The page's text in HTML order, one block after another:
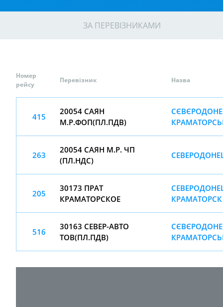
ЗА ПЕРЕВІЗНИКАМИ
Номер
рейсу
Перевізник Назва
415
20054 САЯН
М.Р.ФОП(ПЛ.ПДВ)
263
20054 САЯН М.Р. ЧП
(ПЛ.НДС)
205
30173 ПРАТ
КРАМАТОРСКОЕ
КРАМАТОРСК
516
30163 СЕВЕР-АВТО
ТОВ(ПЛ.ПДВ)